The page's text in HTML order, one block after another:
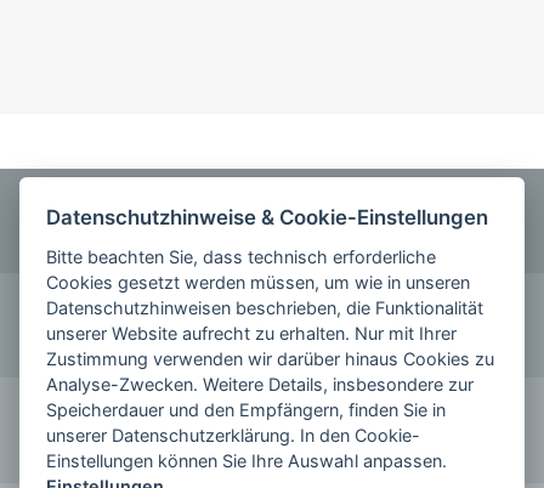
KONTAKT
schreiben Sie uns
FOLGE SIE UNS AUF
Datenschutzhinweise & Cookie-Einstellungen
Bitte beachten Sie, dass technisch erforderliche
Cookies gesetzt werden müssen, um wie in unseren
Datenschutzhinweisen beschrieben, die Funktionalität
unserer Website aufrecht zu erhalten. Nur mit Ihrer
Zustimmung verwenden wir darüber hinaus Cookies zu
Analyse-Zwecken. Weitere Details, insbesondere zur
Speicherdauer und den Empfängern, finden Sie in
unserer Datenschutzerklärung. In den Cookie-
Einstellungen können Sie Ihre Auswahl anpassen.